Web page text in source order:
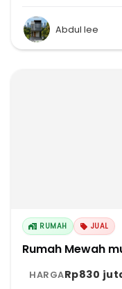
Abdul lee
RUMAH JUAL
Rumah Mewah
HARGARp830